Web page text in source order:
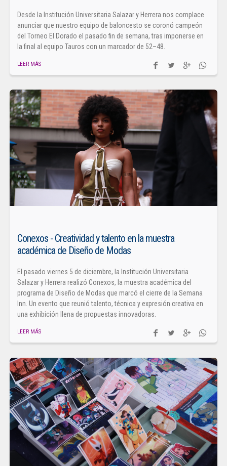
Desde la Institución Universitaria Salazar y Herrera nos complace
anunciar que nuestro equipo de baloncesto se coronó campeón
del Torneo El Dorado el pasado fin de semana, tras imponerse en
la final al equipo Tauros con un marcador de 52–48.
LEER MÁS
Conexos - Creatividad y talento en la muestra
académica de Diseño de Modas
El pasado viernes 5 de diciembre, la Institución Universitaria
Salazar y Herrera realizó Conexos, la muestra académica del
programa de Diseño de Modas que marcó el cierre de la Semana
Inn. Un evento que reunió talento, técnica y expresión creativa en
una exhibición llena de propuestas innovadoras.
LEER MÁS